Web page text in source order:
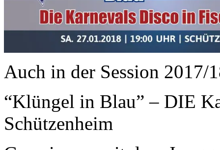
Auch in der Session
“Klüngel in Blau” – DIE
Schützenheim